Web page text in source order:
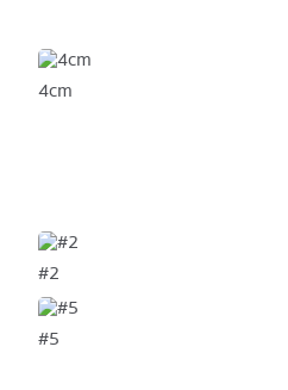
4cm
#2
#5